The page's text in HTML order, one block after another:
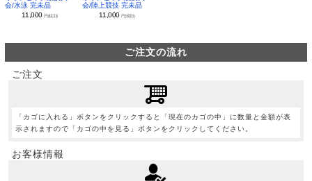
会/水泳 完未品
11,000円(税別)
会/陸上競技 完未品
11,000 円(税別)
ご注文の流れ
ご注文
「カゴに入れる」ボタンをクリックすると「現在のカゴの中」に数量と金額が表
示されますので「カゴの中を見る」ボタンをクリックしてください。
お客様情報